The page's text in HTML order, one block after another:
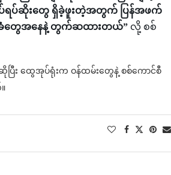
ရပ်ဆိုးတွေ ရှိခဲ့ဖူးတဲ့အတွက် ပြန်အဖက်
ေအနေနဲ့ တွက်ဆထားတယ်” လို့ စစ်
း ထွေအုပ်ရုံးက ဝန်ထမ်းတွေနဲ့ စစ်ကောင်စီ